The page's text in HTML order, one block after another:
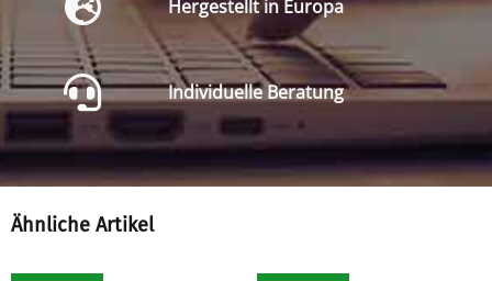
Hergestellt in Europa
Individuelle Beratung
Ähnliche Artikel